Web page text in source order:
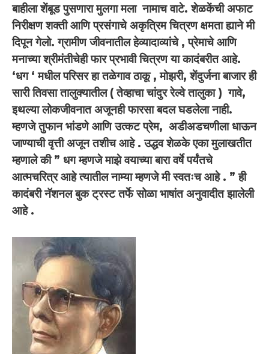
बाहीला शेंबूड पुसणारा मुलगा मला नामाच वाटे. शेळकेंची अफाट
निरीक्षण शक्ती आणि प्रसंगाचे अकृत्रिम चित्रण क्षमता ह्याने मी
दिपून गेलो. ग्रामीण जीवनातील हेव्यादाव्यांचे , प्रेमाचे आणि
मनाच्या श्रीमंतीचेही फार प्रभावी चित्रण या कादंबरीत आहे.
‘धग ‘ मधील परिसर हा तळेगाव ठाकू , मोझरी, शेंदुर्जना बाजार ही
सारी तिवसा तालुक्यातील ( तेव्हाचा चांदुर रेल्वे तालुका ) गावे,
इथल्या लोकजीवनात अजूनही फारसा बदल घडलेला नाही.
म्हणजे तुफान भांडणे आणि उत्कट प्रेम, अडीअडचणीला धाऊन
जाण्याची वृत्ती अजून तशीच आहे . उद्धव शेळके एका मुलाखतीत
म्हणाले की ” धग म्हणजे माझे वयाच्या बारा वर्षे पर्यंतचे
आत्मचरित्र आहे त्यातील नाम्या म्हणजे मी स्वतःच आहे . ” ही
कादंबरी नॅशनल बुक ट्रस्ट तर्फे सोळा भाषांत अनुवादीत झालेली
आहे .